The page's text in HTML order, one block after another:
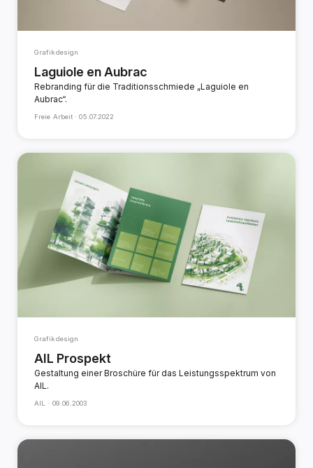
Grafikdesign
Laguiole en Aubrac
Rebranding für die Traditionsschmiede „Laguiole en
Aubrac“.
Freie Arbeit ·05.07.2022
Grafikdesign
AIL Prospekt
Gestaltung einer Broschüre für das Leistungsspektrum von
AIL.
AIL · 09.06.2003